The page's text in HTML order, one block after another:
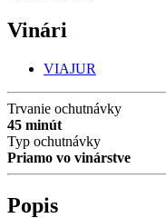
Vinári
VIAJUR
Trvanie ochutnávky
45 minút
Typ ochutnávky
Priamo vo vinárstve
Popis